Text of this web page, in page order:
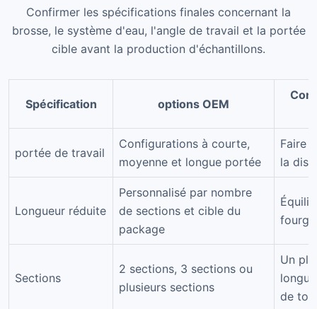
Confirmer les spécifications finales concernant la
brosse, le système d'eau, l'angle de travail et la portée
cible avant la production d'échantillons.
Spécification options OEM
portée de travail
Configurations à courte,
moyenne et longue portée
Faire
la
Longueur réduite
Personnalisé par nombre
de sections et cible du
package
Sections
2 sections, 3 sections ou
plusieurs sections
Un
de